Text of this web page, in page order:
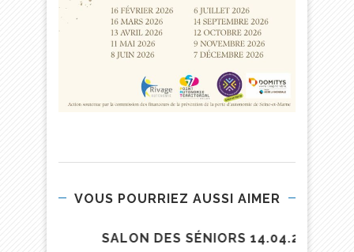
VOUS POURRIEZ AUSSI AIMER
SALON DES SÉNIORS 14.04.2022